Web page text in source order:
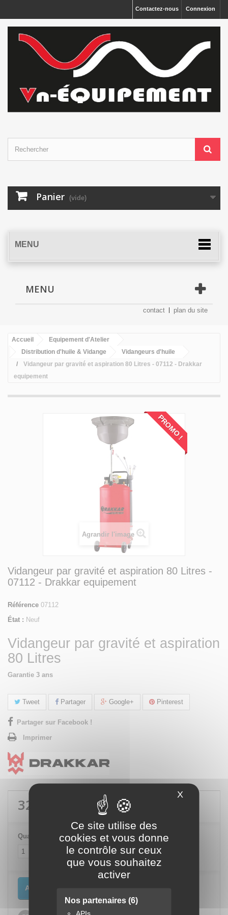
Ce site utilise des
cookies et vous donne
le contrôle sur ceux
que vous souhaitez
activer
Nos partenaires (6)
APIs
X Masquer
Connexion
Contactez-nous
Panier (vide)
MENU
MENU
contact plan du site
Accueil
Equipement d'Atelier
Distribution d'huile & Vidange
Vidangeurs d'huile
Vidangeur par gravité et aspiration 80 Litres - 07112 - Drakkar
equipement
PROMO !
Agrandir l'image
Vidangeur par gravité et aspiration 80 Litres -
07112 - Drakkar equipement
Référence 07112
État : Neuf
Vidangeur par gravité et aspiration
80 Litres
Garantie 3 ans
Tweet Partager Google+ Pinterest
Partager sur Facebook !
Imprimer
321,60 € TTC
Quantité
Ajouter au panier